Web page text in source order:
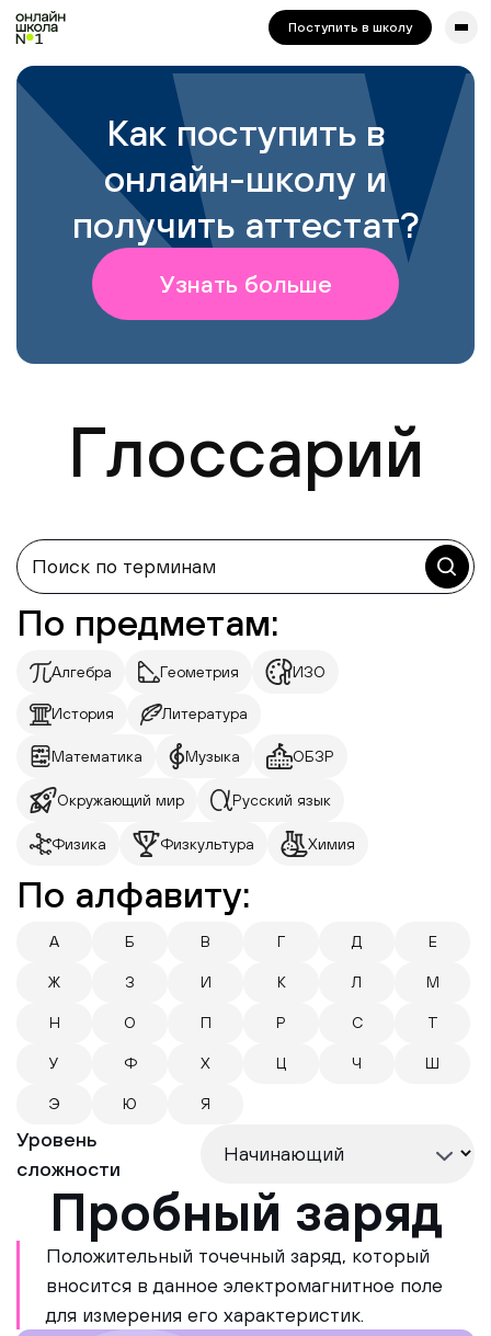
сайта. Для корректной работы попробуйте отключить VPN.
Поступить в школу
Как поступить в
онлайн-школу и
получить аттестат?
Узнать больше
Глоссарий
По предметам:
Алгебра Геометрия ИЗО
История Литература
Математика Музыка ОБЗР
Окружающий мир Русский язык
Физика Физкультура Химия
По алфавиту:
А Б В Г Д Е
Ж З И К Л М
Н О П Р С Т
У Ф Х Ц Ч Ш
Э Ю Я
Уровень
сложности
Пробный заряд
Положительный точечный заряд, который
вносится в данное электромагнитное поле
для измерения его характеристик.